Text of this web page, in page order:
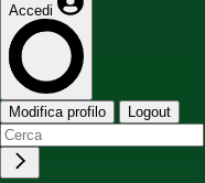
Accedi
Modifica profilo Logout